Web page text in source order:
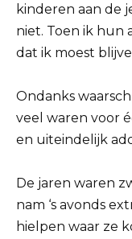
kinderen aan de
niet. Toen ik hun
dat ik moest
Ondanks
veel waren voor
en uiteindelijk
De jaren waren
nam ‘s avonds
hielpen waar ze